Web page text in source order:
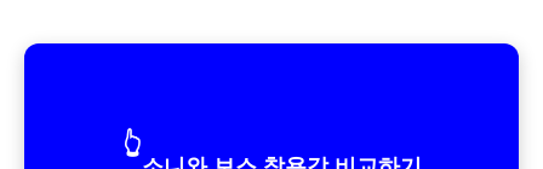
👆